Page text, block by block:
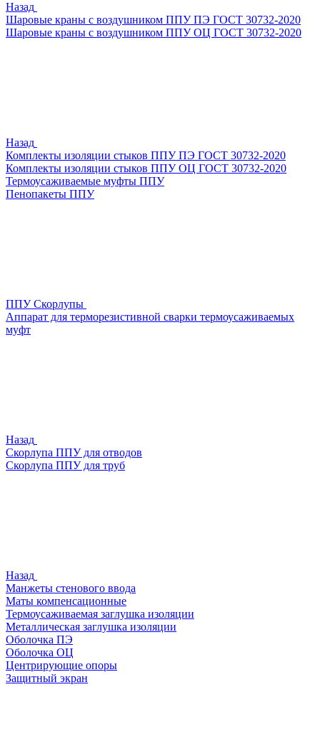
Назад
Шаровые краны с воздушником ППУ ПЭ ГОСТ 30732-2020
Шаровые краны с воздушником ППУ ОЦ ГОСТ 30732-2020
Назад
Комплекты изоляции стыков ППУ ПЭ ГОСТ 30732-2020
Комплекты изоляции стыков ППУ ОЦ ГОСТ 30732-2020
Термоусаживаемые муфты ППУ
Пенопакеты ППУ
ППУ Скорлупы
Аппарат для терморезистивной сварки термоусаживаемых
муфт
Назад
Скорлупа ППУ для отводов
Скорлупа ППУ для труб
Назад
Манжеты стенового ввода
Маты компенсационные
Термоусаживаемая заглушка изоляции
Металлическая заглушка изоляции
Оболочка ПЭ
Оболочка ОЦ
Центрирующие опоры
Защитный экран